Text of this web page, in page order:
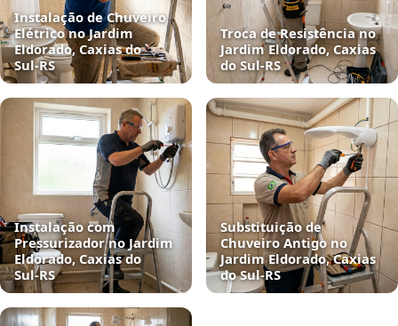
Instalação de Chuveiro
Elétrico no Jardim
Eldorado, Caxias do
Sul‑RS
Troca de Resistência no
Jardim Eldorado, Caxias
do Sul‑RS
Instalação com
Pressurizador no Jardim
Eldorado, Caxias do
Sul‑RS
Substituição de
Chuveiro Antigo no
Jardim Eldorado, Caxias
do Sul‑RS